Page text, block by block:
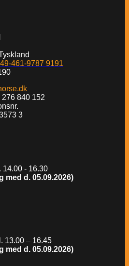
461-9787 9191
276 840 152
3
14.00 - 16.30
med d. 05.09.2026)
13.00 – 16.45
med d. 05.09.2026)